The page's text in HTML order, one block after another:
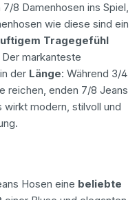
8 Damenhosen ins Spiel,
wie diese sind ein
Tragegefühl
Der markanteste
der Länge: Während 3/4
reichen, enden 7/8 Jeans
modern, stilvoll und
Hosen eine beliebte